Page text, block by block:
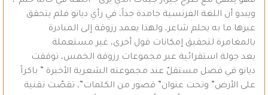
ويبدو أن اللغة الفرنسية جامدة جداً، في رأي ديانو فلم يتحقق
عبرها ما به يحلم شاعر، ولهذا يعمد رزوقة إلى المبادرة
بالمغامرة لتحقيق إمكانات قول أخرى، غير مستعملة.
بعد جولة استقرائية عبر مجموعات رزوقة الخمس، توقفت
ديانو في فصل مستقلّ عند مجموعته الشعرية الأخيرة ” باكراً
على الأرض” وتحت عنوان” قصور من الكلمات”، تقصّت تقنية